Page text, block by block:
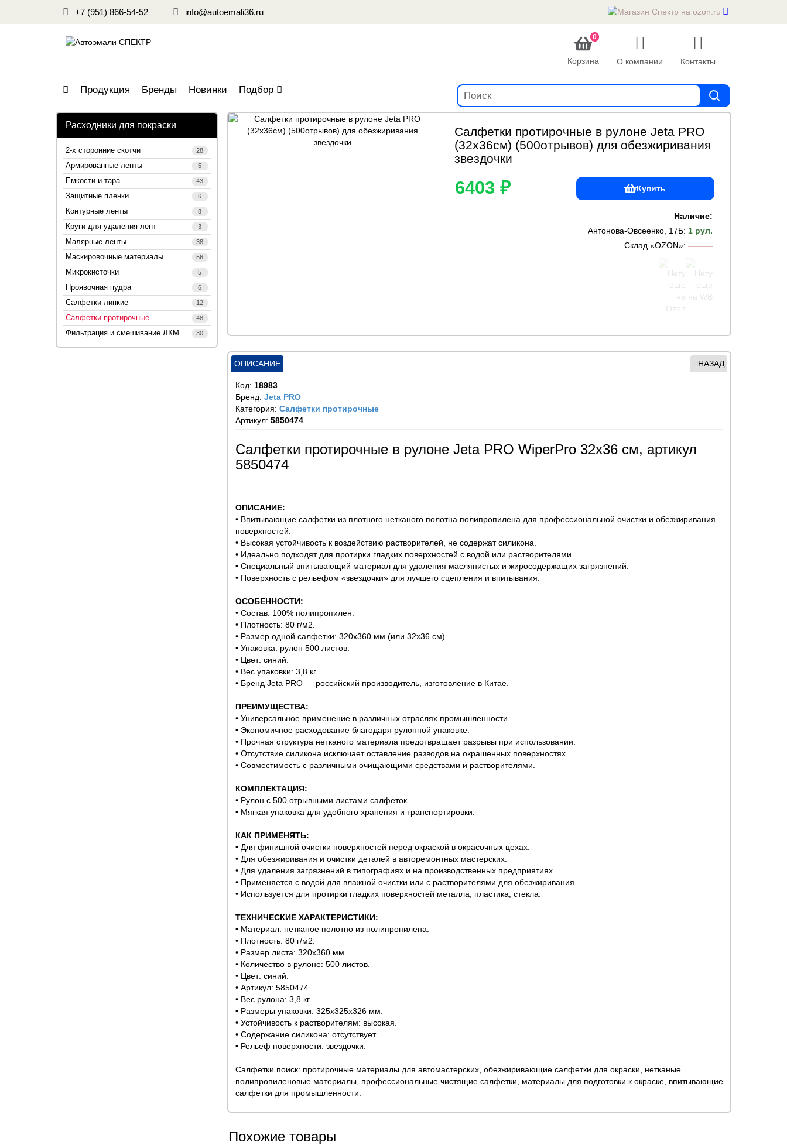
+7 (951) 866-54-52 info@autoemali36.ru
0
Корзина О компании Контакты
Продукция Бренды Новинки Подбор
Расходники для покраски
2-х сторонние скотчи 28
Армированные ленты 5
Емкости и тара 43
Защитные пленки 6
Контурные ленты 8
Круги для удаления лент 3
Малярные ленты 38
Маскировочные материалы 56
Микрокисточки 5
Проявочная пудра 6
Салфетки липкие 12
Салфетки протирочные 48
Фильтрация и смешивание ЛКМ 30
Салфетки протирочные в рулоне Jeta PRO
(32х36см) (500отрывов) для обезжиривания
звездочки
6403 ₽ Купить
Наличие:
Антонова-Овсеенко, 17Б: 1 рул.
Склад «OZON»: ———
ОПИСАНИЕ НАЗАД
Код: 18983
Бренд: Jeta PRO
Категория: Салфетки протирочные
Артикул: 5850474
Салфетки протирочные в рулоне Jeta PRO WiperPro 32х36 см, артикул
5850474
ОПИСАНИЕ:
• Впитывающие салфетки из плотного нетканого полотна полипропилена для профессиональной очистки и обезжиривания
поверхностей.
• Высокая устойчивость к воздействию растворителей, не содержат силикона.
• Идеально подходят для протирки гладких поверхностей с водой или растворителями.
• Специальный впитывающий материал для удаления маслянистых и жиросодержащих загрязнений.
• Поверхность с рельефом «звездочки» для лучшего сцепления и впитывания.
ОСОБЕННОСТИ:
• Состав: 100% полипропилен.
• Плотность: 80 г/м2.
• Размер одной салфетки: 320х360 мм (или 32х36 см).
• Упаковка: рулон 500 листов.
• Цвет: синий.
• Вес упаковки: 3,8 кг.
• Бренд Jeta PRO — российский производитель, изготовление в Китае.
ПРЕИМУЩЕСТВА:
• Универсальное применение в различных отраслях промышленности.
• Экономичное расходование благодаря рулонной упаковке.
• Прочная структура нетканого материала предотвращает разрывы при использовании.
• Отсутствие силикона исключает оставление разводов на окрашенных поверхностях.
• Совместимость с различными очищающими средствами и растворителями.
КОМПЛЕКТАЦИЯ:
• Рулон с 500 отрывными листами салфеток.
• Мягкая упаковка для удобного хранения и транспортировки.
КАК ПРИМЕНЯТЬ:
• Для финишной очистки поверхностей перед окраской в окрасочных цехах.
• Для обезжиривания и очистки деталей в авторемонтных мастерских.
• Для удаления загрязнений в типографиях и на производственных предприятиях.
• Применяется с водой для влажной очистки или с растворителями для обезжиривания.
• Используется для протирки гладких поверхностей металла, пластика, стекла.
ТЕХНИЧЕСКИЕ ХАРАКТЕРИСТИКИ:
• Материал: нетканое полотно из полипропилена.
• Плотность: 80 г/м2.
• Размер листа: 320х360 мм.
• Количество в рулоне: 500 листов.
• Цвет: синий.
• Артикул: 5850474.
• Вес рулона: 3,8 кг.
• Размеры упаковки: 325х325х326 мм.
• Устойчивость к растворителям: высокая.
• Содержание силикона: отсутствует.
• Рельеф поверхности: звездочки.
Салфетки поиск: протирочные материалы для автомастерских, обезжиривающие салфетки для окраски, нетканые
полипропиленовые материалы, профессиональные чистящие салфетки, материалы для подготовки к окраске, впитывающие
салфетки для промышленности.
Похожие товары